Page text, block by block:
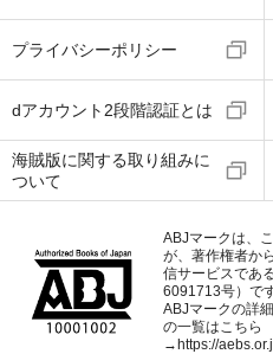
プライバシーポリシー
dアカウント2段階認証とは
海賊版に関する取り組みに
ついて
ABJマークは、
が、著作権者か
信サービスであ
6091713号）で
ABJマークの詳
の一覧はこちら
→https://